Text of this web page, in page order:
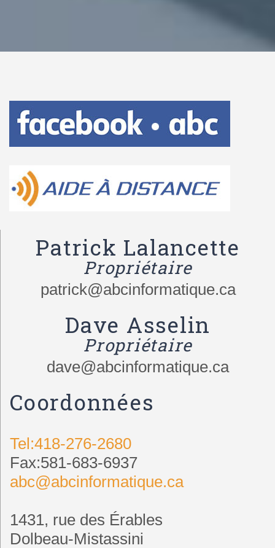
Patrick Lalancette
Propriétaire
patrick@abcinformatique.ca
Dave Asselin
Propriétaire
dave@abcinformatique.ca
Coordonnées
Tel:418-276-2680
Fax:581-683-6937
abc@abcinformatique.ca
1431, rue des Érables
Dolbeau-Mistassini